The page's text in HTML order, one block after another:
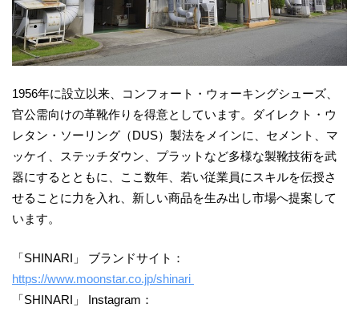
1956年に設立以来、コンフォート・ウォーキングシューズ、
官公需向けの革靴作りを得意としています。ダイレクト・ウ
レタン・ソーリング（DUS）製法をメインに、セメント、マ
ッケイ、ステッチダウン、プラットなど多様な製靴技術を武
器にするとともに、ここ数年、若い従業員にスキルを伝授さ
せることに力を入れ、新しい商品を生み出し市場へ提案して
います。
「SHINARI」 ブランドサイト：
https://www.moonstar.co.jp/shinari
「SHINARI」 Instagram：